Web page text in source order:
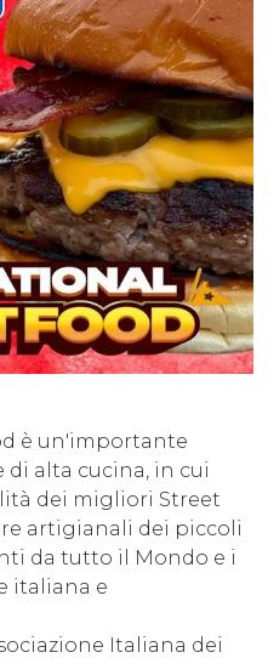
è un'importante
alta cucina, in cui
dei migliori Street
artigianali dei piccoli
da tutto il Mondo e i
italiana e
Italiana dei